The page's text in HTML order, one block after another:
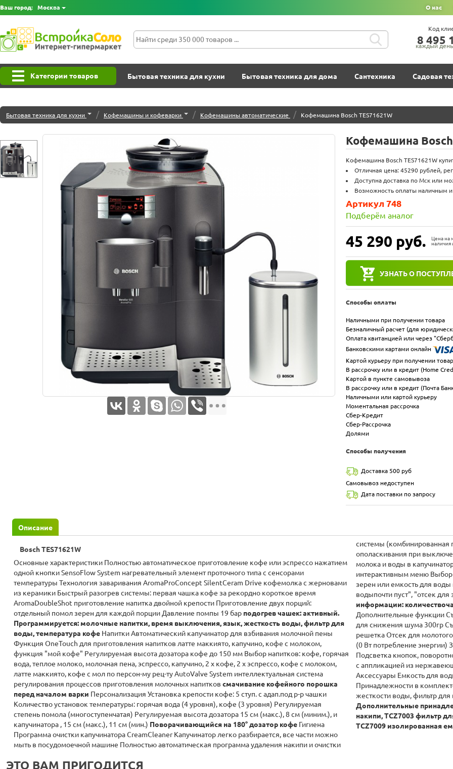
Ваш город: Москва О нас
8‍ 4‍9‍5‍
каждый
Код
Категории товаров Бытовая техника для кухни Бытовая техника для дома Сантехника Садовая
Бытовая техника для кухни / Кофемашины и кофеварки / Кофемашины автоматические / Кофемашина Bosch TES71621W
Кофемашина Bosch
Кофемашина Bosch TES71621W
Отличная цена: 45290 рублей,
Доступна доставка по Мск или
Возможность оплаты наличным и
45 290 руб.
Цена на
наличия
УЗНАТЬ О
Артикул 748
Подберём аналог
Способы оплаты
Наличными при получении товара
Безналичный расчет (для
Оплата квитанцией или через
Банковскими картами онлайн
Картой курьеру при получении
В рассрочку или в кредит (Home
Картой в пункте самовывоза
В рассрочку или в кредит (Почта
Наличными или картой курьеру
Моментальная рассрочка
Сбер-Кредит
Сбер-Рассрочка
Долями
Способы получения
Доставка 500 руб
Самовывоз недоступен
Дата поставки по запросу
Описание
Bosch TES71621W
Основные характеристики Полностью автоматическое приготовление кофе или эспрессо нажатием
одной кнопки SensoFlow System нагревательный элемент проточного типа с сенсорами
температуры Технология заваривания AromaProConcept SilentCeram Drive кофемолка с жерновами
из керамики Быстрый разогрев системы: первая чашка кофе за рекордно короткое время
AromaDoubleShot приготовление напитка двойной крепости Приготовление двух порций:
отдельный помол зерен для каждой порции Давление помпы 19 бар подогрев чашек: активный.
Программируется: молочные напитки, время выключения, язык, жесткость воды, фильтр для
воды, температура кофе Напитки Автоматический капучинатор для взбивания молочной пены
Функция OneTouch для приготовления напитков латте маккиято, капучино, кофе с молоком,
функция "мой кофе" Регулируемая высота дозатора кофе до 150 мм Выбор напитков: кофе, горячая
вода, теплое молоко, молочная пена, эспрессо, капучино, 2 х кофе, 2 х эспрессо, кофе с молоком,
латте маккиято, кофе с мол по персон-му рец-ту AutoValve System интеллектуальная система
регулирования процессов приготовления молочных напитков смачивание кофейного порошка
перед началом варки Персонализация Установка крепости кофе: 5 ступ. с адап.под р-р чашки
Количество установок температуры: горячая вода (4 уровня), кофе (3 уровня) Регулируемая
степень помола (многоступенчатая) Регулируемая высота дозатора 15 см (макс.), 8 см (миним.), и
капучинатора , 15 см (макс.), 11 см (мин.) Поворачивающийся на 180° дозатор кофе Гигиена
Программа очистки капучинатора CreamCleaner Капучинатор легко разбирается, все части можно
мыть в посудомоечной машине Полностью автоматическая программа удаления накипи и очистки
системы (комбинированная
ополаскивания при
молока и воды в
интерактивным меню Выбор
зерен или емкость для
водыпочти пуст", "отсек
информации:
Дополнительные функции
для снижения шума 300гр
решетка Отсек для
(0 Вт потребление энергии)
Подсветка кнопок,
с аппликацией из
Аксессуары Емкость для
Принадлежности в
жесткости воды, фильтр для
Дополнительные
накипи, TCZ7003 фильтр
TCZ7009 изолированная
ЭТО ВАМ ПРИГОДИТСЯ